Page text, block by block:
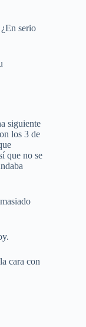
serio
siguiente
los 3 de
que no se
cara con